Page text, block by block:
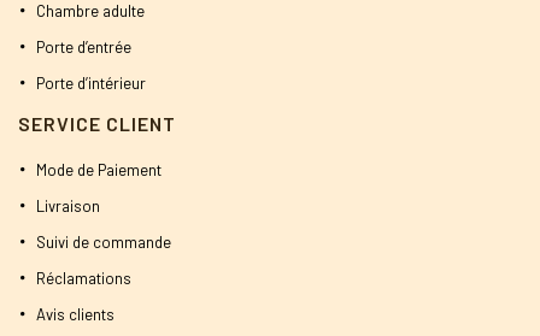
Chambre adulte
Porte d’entrée
Porte d’intérieur
SERVICE CLIENT
Mode de Paiement
Livraison
Suivi de commande
Réclamations
Avis clients